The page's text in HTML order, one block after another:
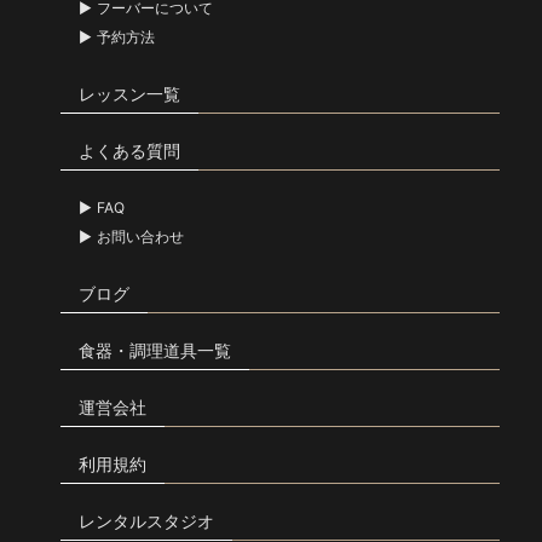
フーバーについて
予約方法
レッスン一覧
よくある質問
FAQ
お問い合わせ
ブログ
食器・調理道具一覧
運営会社
利用規約
レンタルスタジオ